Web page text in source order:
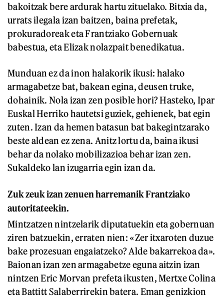
bakoitzak bere ardurak hartu zituelako. Bitxia da,
urrats ilegala izan baitzen, baina prefetak,
prokuradoreak eta Frantziako Gobernuak
babestua, eta Elizak nolazpait benedikatua.
Munduan ez da inon halakorik ikusi: halako
armagabetze bat, bakean egina, deusen truke,
dohainik. Nola izan zen posible hori? Hasteko, Ipar
Euskal Herriko hautetsi guziek, gehienek, bat egin
zuten. Izan da hemen batasun bat bakegintzarako
beste aldean ez zena. Anitz lortu da, baina ikusi
behar da nolako mobilizazioa behar izan zen.
Sukaldeko lan izugarria egin izan da.
Zuk zeuk izan zenuen harremanik Frantziako
autoritateekin.
Mintzatzen nintzelarik diputatuekin eta gobernuan
ziren batzuekin, erraten nien: «Zer itxaroten duzue
bake prozesuan engaiatzeko? Alde bakarrekoa da».
Baionan izan zen armagabetze eguna aitzin izan
nintzen Eric Morvan prefeta ikusten, Mertxe Colina
eta Battitt Salaberrirekin batera. Eman genizkion